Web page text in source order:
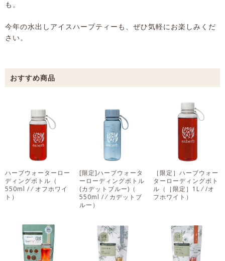
も。
今年の水出しアイスハーブティーも、ぜひ気軽にお楽しみくだ
さい。
ハーブウォーターロー
ディングボトル （
550ml / ⁄ オフホワイ
ト）
[限定]ハーブウォータ
ーローディングボトル
(カデットブルー) （
550ml / ⁄ カデットブ
ルー）
［限定］ハーブウォー
ターローディングボト
ル （［限定］1L ⁄ /オ
フホワイト）